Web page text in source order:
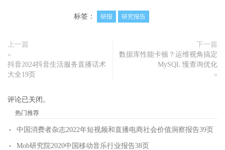
标签： 研报 研究报告
上一篇
«
抖音2024抖音生活服务直播话术
大全19页
下一篇
数据库性能卡顿？运维视角搞定
MySQL 慢查询优化
»
评论已关闭。
热门推荐
中国消费者杂志2022年短视频和直播电商社会价值洞察报告39页
Mob研究院2020中国移动音乐行业报告38页